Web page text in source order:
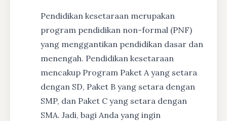
Pendidikan kesetaraan merupakan
program pendidikan non-formal (PNF)
yang menggantikan pendidikan dasar dan
menengah. Pendidikan kesetaraan
mencakup Program Paket A yang setara
dengan SD, Paket B yang setara dengan
SMP, dan Paket C yang setara dengan
SMA. Jadi, bagi Anda yang ingin